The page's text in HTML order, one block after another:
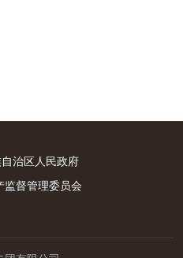
治区人民政府
监督管理委员会